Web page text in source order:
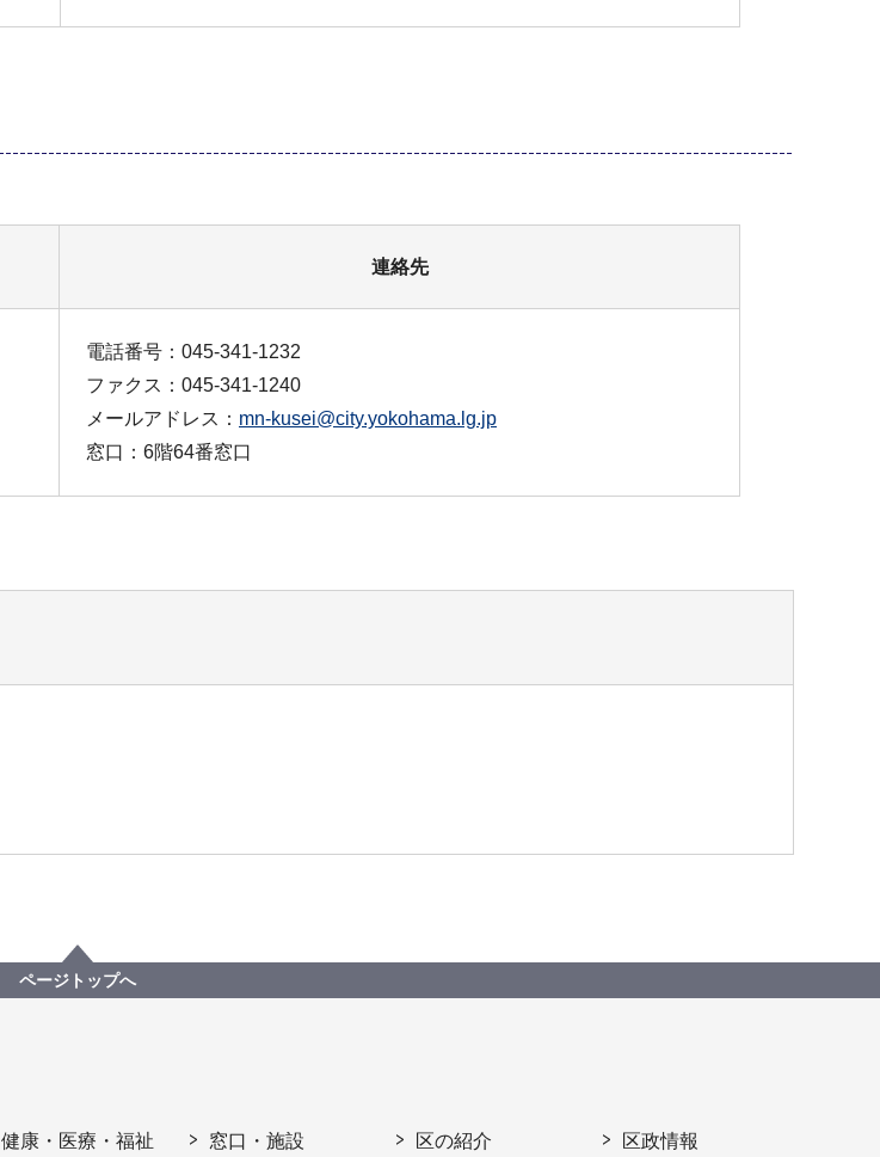
連絡先
電話番号：045-341-1232
ファクス：045-341-1240
メールアドレス： mn-kusei@city.yokohama.lg.jp
窓口：6階64番窓口
ページトップへ
健康・医療・福祉 窓口・施設 区の紹介 区政情報